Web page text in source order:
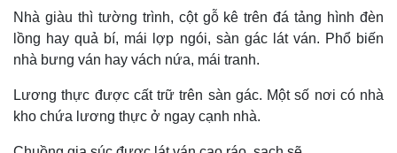
Nhà giàu thì tường trình, cột gỗ kê trên đá tảng hình đèn
lồng hay quả bí, mái lợp ngói, sàn gác lát ván. Phổ biến
nhà bưng ván hay vách nứa, mái tranh.
Lương thực được cất trữ trên sàn gác. Một số nơi có nhà
kho chứa lương thực ở ngay cạnh nhà.